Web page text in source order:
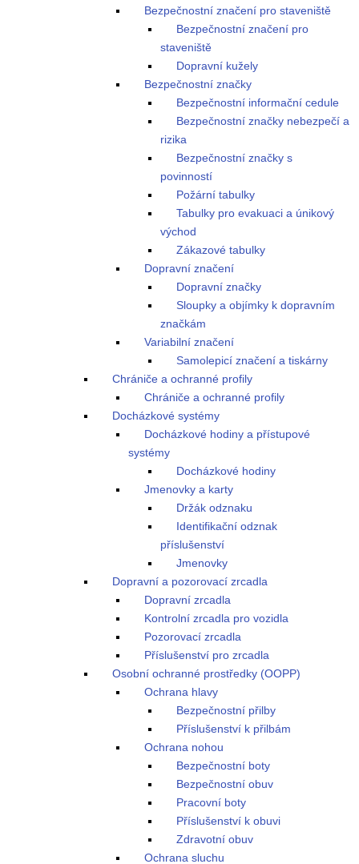
Bezpečnostní značení pro staveniště
Bezpečnostní značení pro
staveniště
Dopravní kužely
Bezpečnostní značky
Bezpečnostní informační cedule
Bezpečnostní značky nebezpečí a
rizika
Bezpečnostní značky s
povinností
Požární tabulky
Tabulky pro evakuaci a únikový
východ
Zákazové tabulky
Dopravní značení
Dopravní značky
Sloupky a objímky k dopravním
značkám
Variabilní značení
Samolepicí značení a tiskárny
Chrániče a ochranné profily
Chrániče a ochranné profily
Docházkové systémy
Docházkové hodiny a přístupové
systémy
Docházkové hodiny
Jmenovky a karty
Držák odznaku
Identifikační odznak
příslušenství
Jmenovky
Dopravní a pozorovací zrcadla
Dopravní zrcadla
Kontrolní zrcadla pro vozidla
Pozorovací zrcadla
Příslušenství pro zrcadla
Osobní ochranné prostředky (OOPP)
Ochrana hlavy
Bezpečnostní přilby
Příslušenství k přilbám
Ochrana nohou
Bezpečnostní boty
Bezpečnostní obuv
Pracovní boty
Příslušenství k obuvi
Zdravotní obuv
Ochrana sluchu